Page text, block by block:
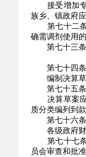
接受增加专
族乡、镇政府
第七十二条
确需调剂使用
第七十三条
第七十四条
编制决算草
第七十五条
决算草案应
质分类编列到款
第七十六条
各级政府财
第七十七条
员会审查和批准